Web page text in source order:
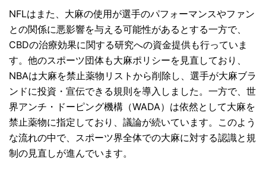
NFLはまた、大麻の使用が選手のパフォーマンスやファン
との関係に悪影響を与える可能性があるとする一方で、
CBDの治療効果に関する研究への資金提供も行っていま
す。他のスポーツ団体も大麻ポリシーを見直しており、
NBAは大麻を禁止薬物リストから削除し、選手が大麻ブラ
ンドに投資・宣伝できる規則を導入しました。一方で、世
界アンチ・ドーピング機構（WADA）は依然として大麻を
禁止薬物に指定しており、議論が続いています。このよう
な流れの中で、スポーツ界全体での大麻に対する認識と規
制の見直しが進んでいます。